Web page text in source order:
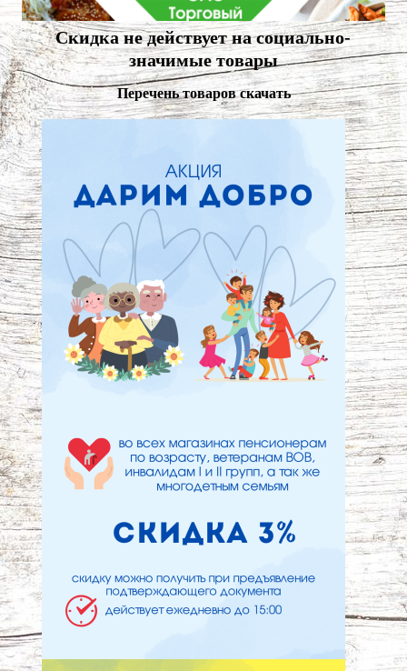
Скидка не действует на социально-
значимые товары
Перечень товаров скачать